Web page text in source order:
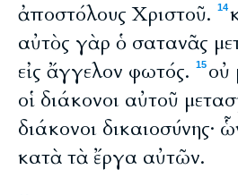
ἀποστόλους Χριστοῦ.
14
αὐτὸς γὰρ ὁ σατανᾶς
εἰς ἄγγελον φωτός.
15 οὐ
οἱ διάκονοι αὐτοῦ
διάκονοι δικαιοσύνης·
κατὰ τὰ ἔργα αὐτῶν.